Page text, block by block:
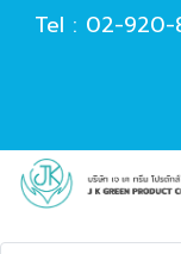
Tel : 02-920-